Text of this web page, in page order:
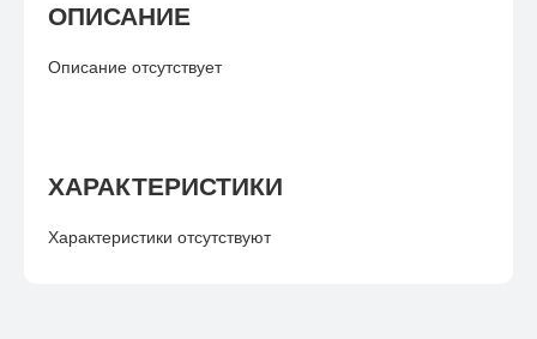
ОПИСАНИЕ
Описание отсутствует
ХАРАКТЕРИСТИКИ
Характеристики отсутствуют